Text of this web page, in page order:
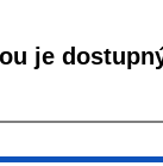
je